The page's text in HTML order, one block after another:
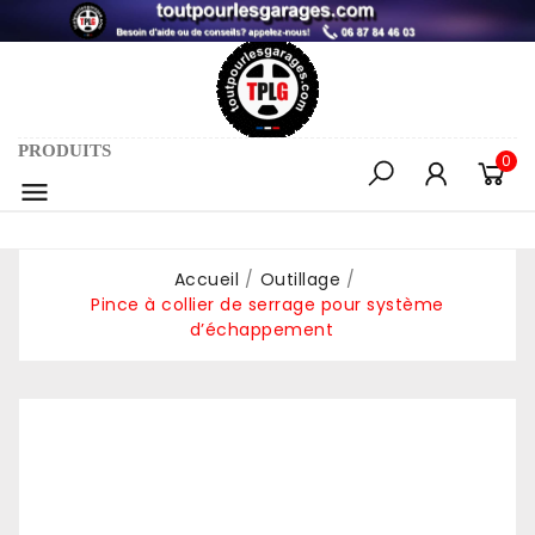
PRODUITS

0
Accueil
Outillage
Pince à collier de serrage pour système
d’échappement